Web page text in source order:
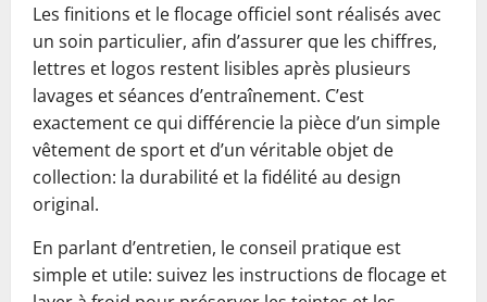
Les finitions et le flocage officiel sont réalisés avec
un soin particulier, afin d’assurer que les chiffres,
lettres et logos restent lisibles après plusieurs
lavages et séances d’entraînement. C’est
exactement ce qui différencie la pièce d’un simple
vêtement de sport et d’un véritable objet de
collection: la durabilité et la fidélité au design
original.
En parlant d’entretien, le conseil pratique est
simple et utile: suivez les instructions de flocage et